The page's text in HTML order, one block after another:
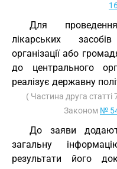
Для
лікарських
організації або
до центрального
реалізує державну
( Частина друга статті
Законом №
До заяви
загальну
результати його